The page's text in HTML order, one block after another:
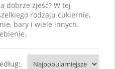
dobrze zjeść? W tej
rodzaju cukiernie,
bary i wiele innych.